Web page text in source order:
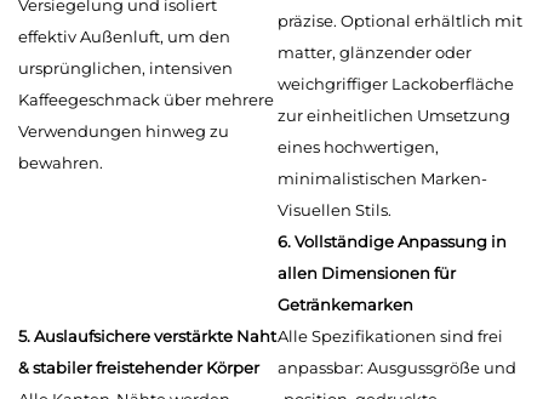
Versiegelung und isoliert
effektiv Außenluft, um den
ursprünglichen, intensiven
Kaffeegeschmack über mehrere
Verwendungen hinweg zu
bewahren.
präzise. Optional erhältlich mit
matter, glänzender oder
weichgriffiger Lackoberfläche
zur einheitlichen Umsetzung
eines hochwertigen,
minimalistischen Marken-
Visuellen Stils.
5. Auslaufsichere verstärkte Naht
& stabiler freistehender Körper
6. Vollständige Anpassung in
allen Dimensionen für
Getränkemarken
Alle Spezifikationen sind frei
anpassbar: Ausgussgröße und